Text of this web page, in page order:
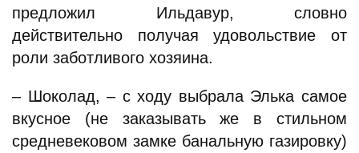
предложил Ильдавур, словно
действительно получая удовольствие от
роли заботливого хозяина.
– Шоколад, – с ходу выбрала Элька самое
вкусное (не заказывать же в стильном
средневековом замке банальную газировку)